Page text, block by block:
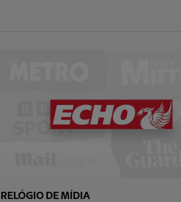
RELÓGIO DE MÍDIA